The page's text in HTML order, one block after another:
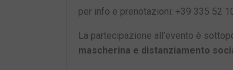
per info e prenotazioni: +39 335 52
La partecipazione all’evento è
mascherina e distanziamento